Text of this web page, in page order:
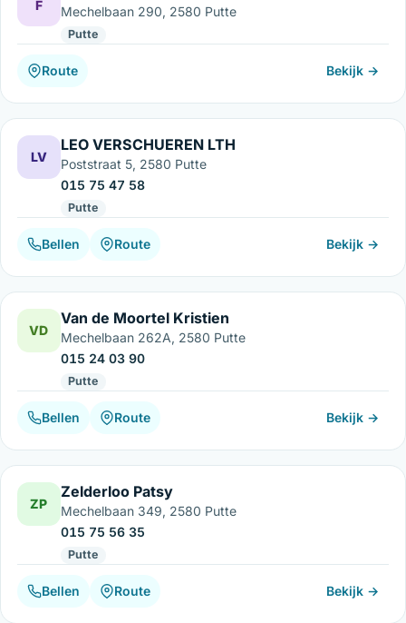
F Mechelbaan 290, 2580 Putte
Putte
Route Bekijk →
LV
LEO VERSCHUEREN LTH
Poststraat 5, 2580 Putte
015 75 47 58
Putte
Bellen Route Bekijk →
VD
Van de Moortel Kristien
Mechelbaan 262A, 2580 Putte
015 24 03 90
Putte
Bellen Route Bekijk →
ZP
Zelderloo Patsy
Mechelbaan 349, 2580 Putte
015 75 56 35
Putte
Bellen Route Bekijk →